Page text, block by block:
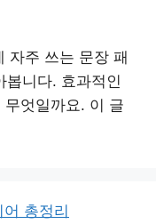
자주 쓰는 문장 패
봅니다. 효과적인
엇일까요. 이 글